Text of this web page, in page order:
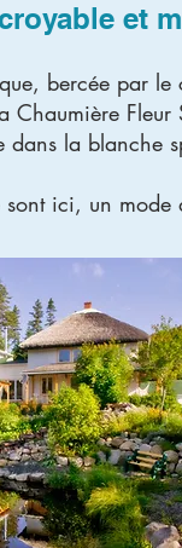
et
bercée par
Chaumière
dans la blanche
sont ici, un mode